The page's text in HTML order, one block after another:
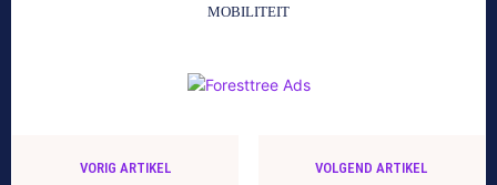
MOBILITEIT
VORIG ARTIKEL VOLGEND ARTIKEL